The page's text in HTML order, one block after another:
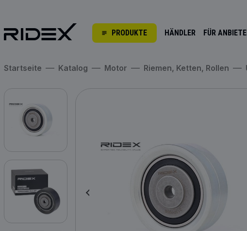
PRODUKTE HÄNDLER FÜR
Startseite Katalog Motor Riemen, Ketten, Rollen